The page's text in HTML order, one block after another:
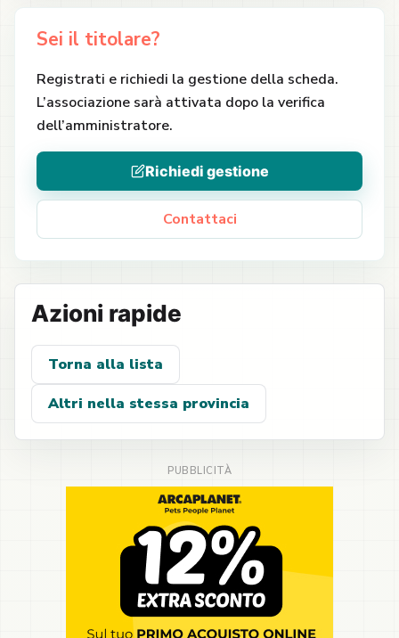
Sei il titolare?
Registrati e richiedi la gestione della scheda.
L’associazione sarà attivata dopo la verifica
dell’amministratore.
Richiedi gestione
Contattaci
Azioni rapide
Torna alla lista
Altri nella stessa provincia